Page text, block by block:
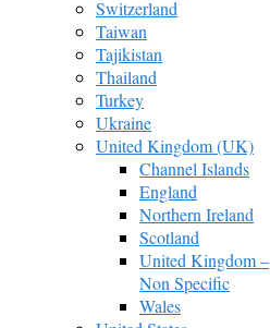
Switzerland
Taiwan
Tajikistan
Thailand
Turkey
Ukraine
United Kingdom (UK)
Channel Islands
England
Northern Ireland
Scotland
United Kingdom –
Non Specific
Wales